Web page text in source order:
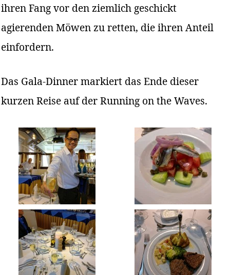
ihren Fang vor den ziemlich geschickt
agierenden Möwen zu retten, die ihren Anteil
einfordern.
Das Gala-Dinner markiert das Ende dieser
kurzen Reise auf der Running on the Waves.